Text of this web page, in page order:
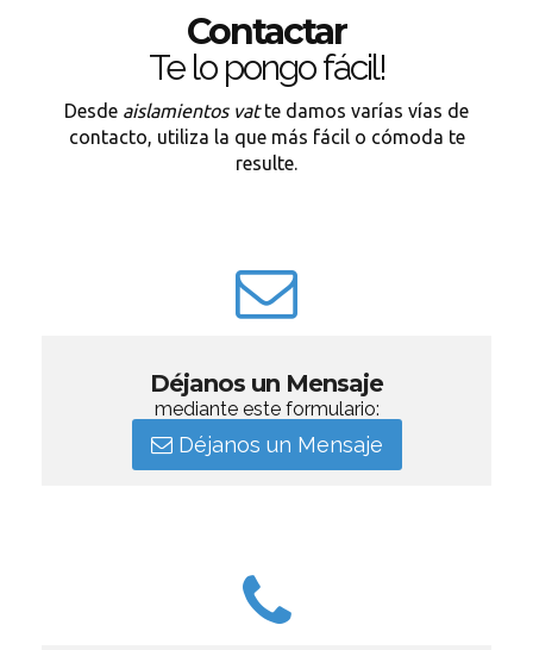
Contactar
Te lo pongo fácil!
Desde aislamientos vatte damos varías vías de
contacto, utiliza la que más fácil o cómoda te
resulte.
Déjanos un Mensaje
mediante este formulario:
Déjanos un Mensaje